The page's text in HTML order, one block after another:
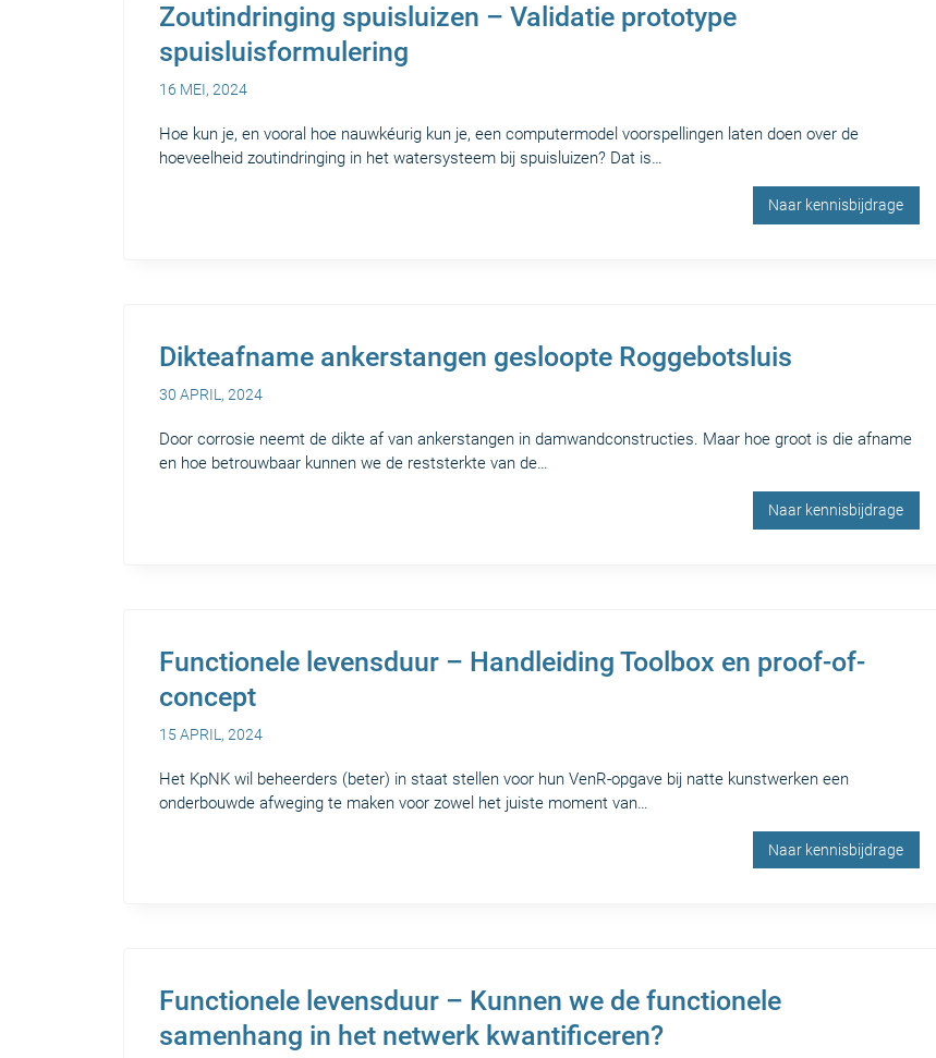
Zoutindringing spuisluizen – Validatie prototype
spuisluisformulering
16 MEI, 2024
Hoe kun je, en vooral hoe nauwkéurig kun je, een computermodel voorspellingen laten doen over de
hoeveelheid zoutindringing in het watersysteem bij spuisluizen? Dat is…
Naar kennisbijdrage
Dikteafname ankerstangen gesloopte Roggebotsluis
30 APRIL, 2024
Door corrosie neemt de dikte af van ankerstangen in damwandconstructies. Maar hoe groot is die afname
en hoe betrouwbaar kunnen we de reststerkte van de…
Naar kennisbijdrage
Functionele levensduur – Handleiding Toolbox en proof-of-
concept
15 APRIL, 2024
Het KpNK wil beheerders (beter) in staat stellen voor hun VenR-opgave bij natte kunstwerken een
onderbouwde afweging te maken voor zowel het juiste moment van…
Naar kennisbijdrage
Functionele levensduur – Kunnen we de functionele
samenhang in het netwerk kwantificeren?